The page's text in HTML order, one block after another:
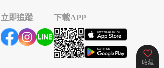
收藏
立即追蹤 下載APP